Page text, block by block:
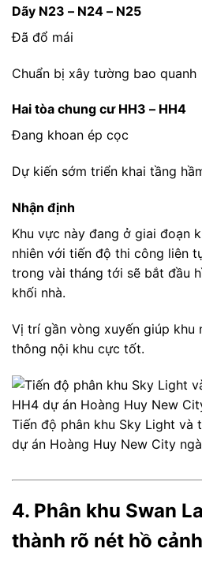
Dãy N23 – N24 – N25
Đã đổ mái
Chuẩn bị xây tường bao quanh
Hai tòa chung cư HH3 – HH4
Đang khoan ép cọc
Dự kiến sớm triển khai tầng
Nhận định
Khu vực này đang ở giai đoạn
nhiên với tiến độ thi công liên
trong vài tháng tới sẽ bắt đầu
khối nhà.
Vị trí gần vòng xuyến giúp khu
thông nội khu cực tốt.
Tiến độ phân khu Sky Light và
dự án Hoàng Huy New City
4. Phân khu Swan
thành rõ nét hồ